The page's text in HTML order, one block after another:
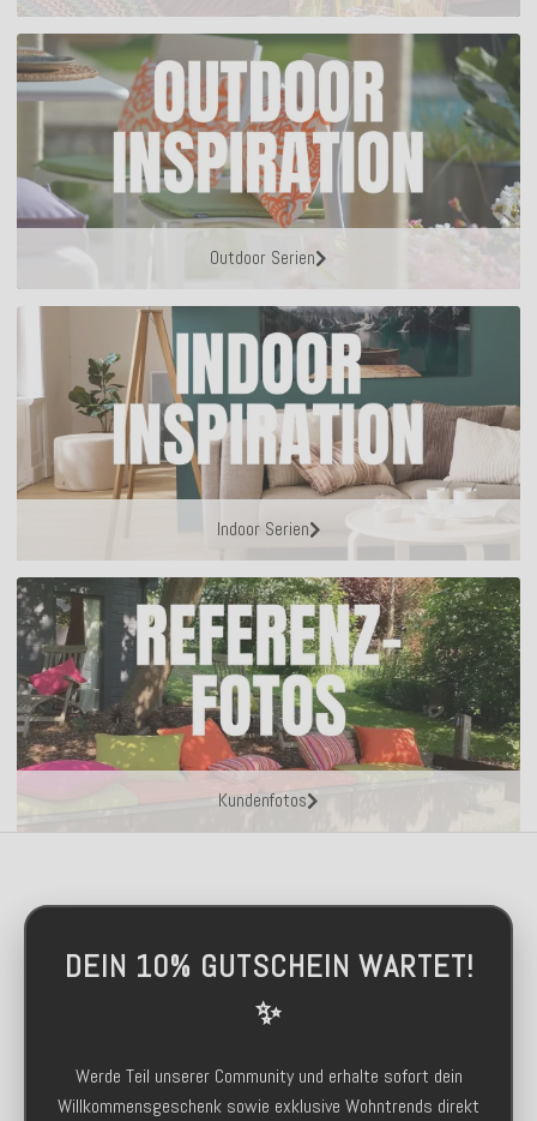
Outdoor Serien
Indoor Serien
Kundenfotos
DEIN 10% GUTSCHEIN WARTET!
✨
Werde Teil unserer Community und erhalte sofort dein
Willkommensgeschenk sowie exklusive Wohntrends direkt